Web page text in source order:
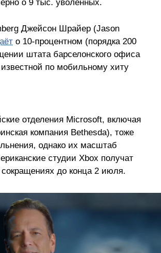
Джейсон Шрайер (Jason
о 10-процентном (порядка 200
штата барселонского офиса
по мобильному хиту
отделения Microsoft, включая
компания Bethesda), тоже
однако их масштаб
студии Xbox получат
до конца 2 июля.